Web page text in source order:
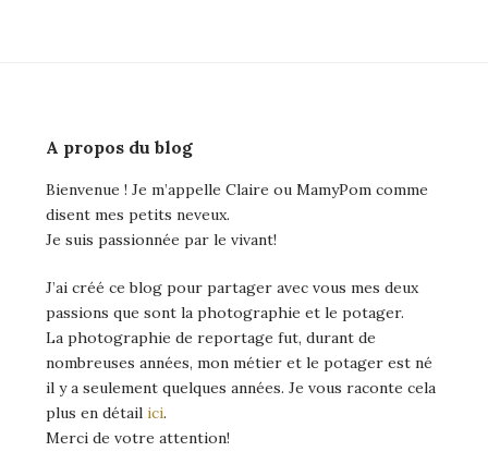
A propos du blog
Bienvenue ! Je m’appelle Claire ou MamyPom comme
disent mes petits neveux.
Je suis passionnée par le vivant!
J’ai créé ce blog pour partager avec vous mes deux
passions que sont la photographie et le potager.
La photographie de reportage fut, durant de
nombreuses années, mon métier et le potager est né
il y a seulement quelques années. Je vous raconte cela
plus en détail ici.
Merci de votre attention!